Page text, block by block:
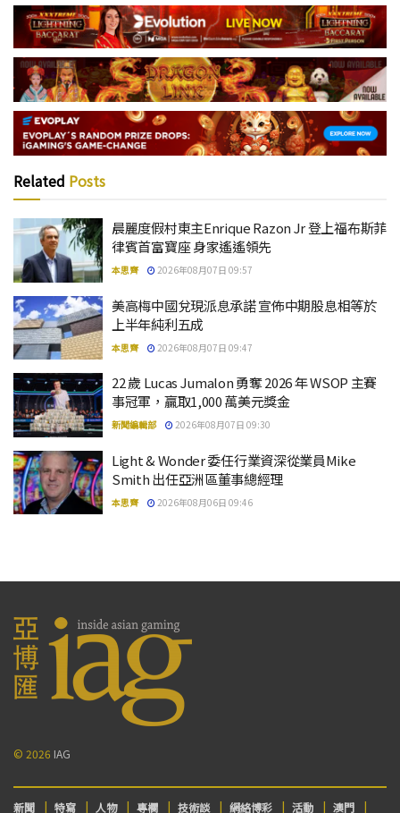
Related Posts
晨麗度假村東主Enrique Razon Jr 登上福布斯菲
律賓首富寶座 身家遙遙領先
本思齊 2026年08月07日 09:57
美高梅中國兌現派息承諾 宣佈中期股息相等於
上半年純利五成
本思齊 2026年08月07日 09:47
22 歲 Lucas Jumalon 勇奪 2026 年 WSOP 主賽
事冠軍，贏取1,000 萬美元獎金
新聞編輯部 2026年08月07日 09:30
Light & Wonder 委任行業資深從業員Mike
Smith 出任亞洲區董事總經理
本思齊 2026年08月06日 09:46
© 2026 IAG
新聞 特寫 人物 專欄 技術談 網絡博彩 活動 澳門